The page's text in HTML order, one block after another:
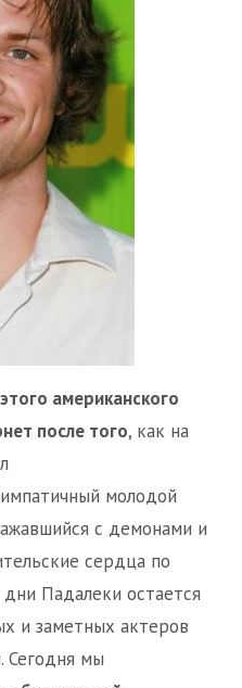
американского
после того, как на
молодой
с демонами и
сердца по
Падалеки остается
и заметных актеров
Сегодня мы